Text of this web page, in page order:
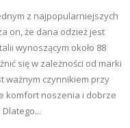
z najpopularniejszych
on, że dana odzież jest
wynoszącym około 88
się w zależności od marki
ważnym czynnikiem przy
komfort noszenia i dobrze